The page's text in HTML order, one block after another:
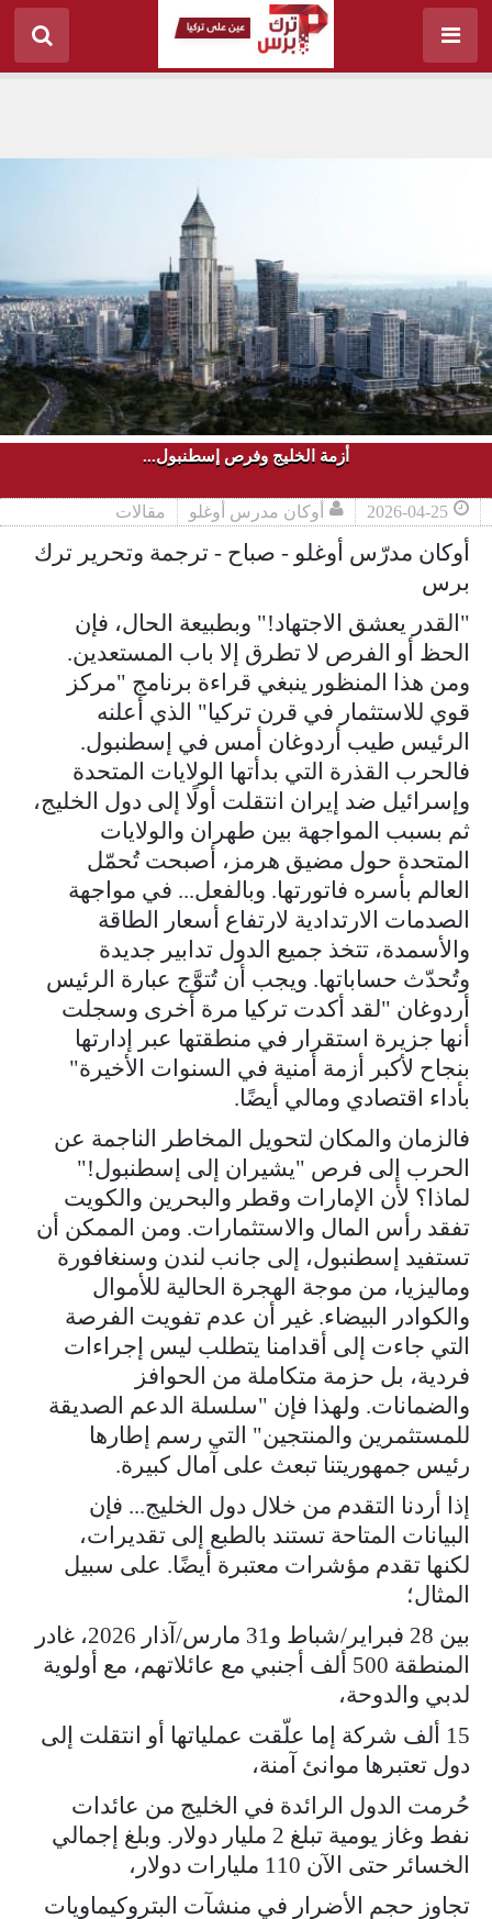
أزمة الخليج وفرص إسطنبول...
2026-04-25 أوكان مدرس أوغلو مقالات
أوكان مدرّس أوغلو - صباح - ترجمة وتحرير ترك
برس
"القدر يعشق الاجتهاد!" وبطبيعة الحال، فإن
الحظ أو الفرص لا تطرق إلا باب المستعدين.
ومن هذا المنظور ينبغي قراءة برنامج "مركز
قوي للاستثمار في قرن تركيا" الذي أعلنه
الرئيس طيب أردوغان أمس في إسطنبول.
فالحرب القذرة التي بدأتها الولايات المتحدة
وإسرائيل ضد إيران انتقلت أولًا إلى دول الخليج،
ثم بسبب المواجهة بين طهران والولايات
المتحدة حول مضيق هرمز، أصبحت تُحمّل
العالم بأسره فاتورتها. وبالفعل... في مواجهة
الصدمات الارتدادية لارتفاع أسعار الطاقة
والأسمدة، تتخذ جميع الدول تدابير جديدة
وتُحدّث حساباتها. ويجب أن تُتوَّج عبارة الرئيس
أردوغان "لقد أكدت تركيا مرة أخرى وسجلت
أنها جزيرة استقرار في منطقتها عبر إدارتها
بنجاح لأكبر أزمة أمنية في السنوات الأخيرة"
بأداء اقتصادي ومالي أيضًا.
فالزمان والمكان لتحويل المخاطر الناجمة عن
الحرب إلى فرص "يشيران إلى إسطنبول!"
لماذا؟ لأن الإمارات وقطر والبحرين والكويت
تفقد رأس المال والاستثمارات. ومن الممكن أن
تستفيد إسطنبول، إلى جانب لندن وسنغافورة
وماليزيا، من موجة الهجرة الحالية للأموال
والكوادر البيضاء. غير أن عدم تفويت الفرصة
التي جاءت إلى أقدامنا يتطلب ليس إجراءات
فردية، بل حزمة متكاملة من الحوافز
والضمانات. ولهذا فإن "سلسلة الدعم الصديقة
للمستثمرين والمنتجين" التي رسم إطارها
رئيس جمهوريتنا تبعث على آمال كبيرة.
إذا أردنا التقدم من خلال دول الخليج... فإن
البيانات المتاحة تستند بالطبع إلى تقديرات،
لكنها تقدم مؤشرات معتبرة أيضًا. على سبيل
المثال؛
بين 28 فبراير/شباط و31 مارس/آذار 2026، غادر
المنطقة 500 ألف أجنبي مع عائلاتهم، مع أولوية
لدبي والدوحة،
15 ألف شركة إما علّقت عملياتها أو انتقلت إلى
دول تعتبرها موانئ آمنة،
حُرمت الدول الرائدة في الخليج من عائدات
نفط وغاز يومية تبلغ 2 مليار دولار. وبلغ إجمالي
الخسائر حتى الآن 110 مليارات دولار،
تجاوز حجم الأضرار في منشآت البتروكيماويات